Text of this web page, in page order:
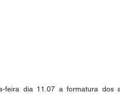
feira dia 11.07 a formatura dos